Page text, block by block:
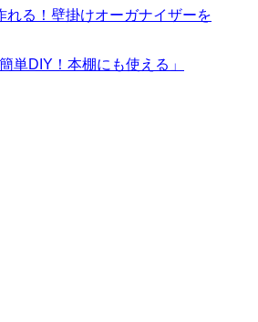
れる！壁掛けオーガナイザーを
単DIY！本棚にも使える」